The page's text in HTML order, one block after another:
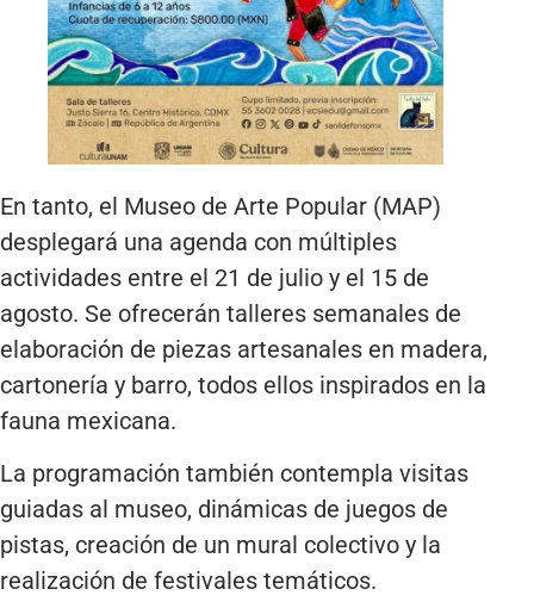
En tanto, el Museo de Arte Popular (MAP)
desplegará una agenda con múltiples
actividades entre el 21 de julio y el 15 de
agosto. Se ofrecerán talleres semanales de
elaboración de piezas artesanales en madera,
cartonería y barro, todos ellos inspirados en la
fauna mexicana.
La programación también contempla visitas
guiadas al museo, dinámicas de juegos de
pistas, creación de un mural colectivo y la
realización de festivales temáticos.